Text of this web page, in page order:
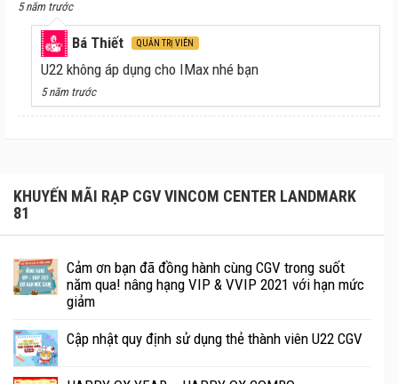
5 năm trước
Bá Thiết QUẢN TRỊ VIÊN
U22 không áp dụng cho IMax nhé bạn
5 năm trước
KHUYẾN MÃI RẠP CGV VINCOM CENTER LANDMARK
81
Cảm ơn bạn đã đồng hành cùng CGV trong suốt
năm qua! nâng hạng VIP & VVIP 2021 với hạn mức
giảm
Cập nhật quy định sử dụng thẻ thành viên U22 CGV